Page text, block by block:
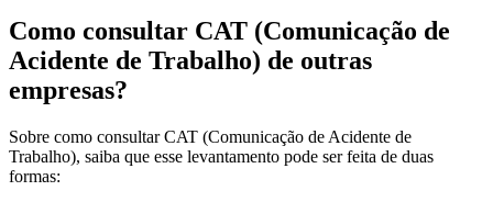
Como consultar CAT (Comunicação de
Acidente de Trabalho) de outras
empresas?
Sobre como consultar CAT (Comunicação de Acidente de
Trabalho), saiba que esse levantamento pode ser feita de duas
formas: